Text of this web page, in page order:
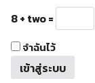
8 + two =
จำฉันไว้
เข้าสู่ระบบ